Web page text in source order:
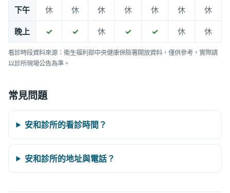
下午 休 休 休 休 休 休 休
晚上 ✓ ✓ 休 ✓ ✓ 休 休
看診時段資料來源：衛生福利部中央健康保險署開放資料，僅供參考，實際請
以診所現場公告為準。
常見問題
安和診所的看診時間？
安和診所的地址與電話？